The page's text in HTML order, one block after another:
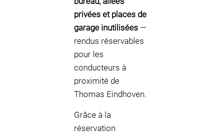
privées et places de
garage inutilisées —
rendus réservables
pour les
conducteurs à
proximité de
Thomas Eindhoven.
Grâce à la
réservation